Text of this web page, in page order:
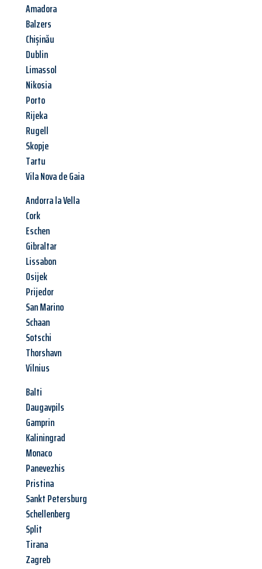
Amadora
Balzers
Chișinău
Dublin
Limassol
Nikosia
Porto
Rijeka
Rugell
Skopje
Tartu
Vila Nova de Gaia
Andorra la Vella
Cork
Eschen
Gibraltar
Lissabon
Osijek
Prijedor
San Marino
Schaan
Sotschi
Thorshavn
Vilnius
Balti
Daugavpils
Gamprin
Kaliningrad
Monaco
Panevezhis
Pristina
Sankt Petersburg
Schellenberg
Split
Tirana
Zagreb